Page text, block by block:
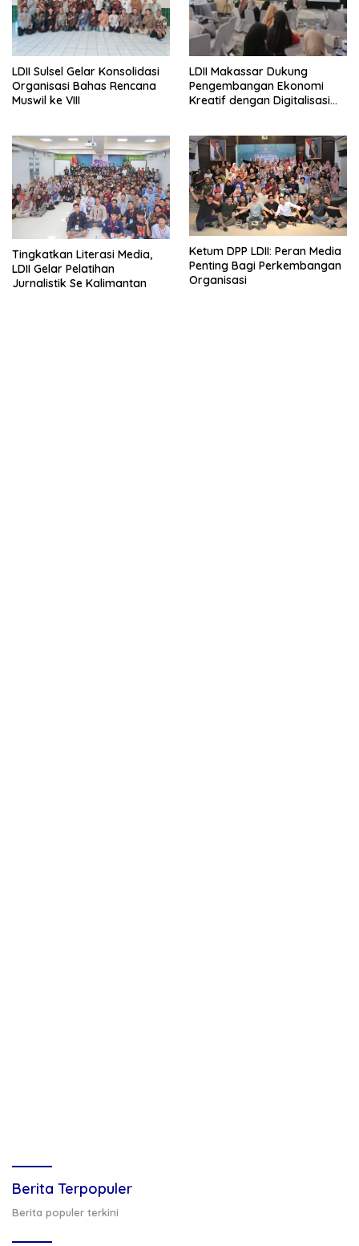
LDII Sulsel Gelar Konsolidasi
Organisasi Bahas Rencana
Muswil ke VIII
LDII Makassar Dukung
Pengembangan Ekonomi
Kreatif dengan Digitalisasi
Tingkatkan Literasi Media,
LDII Gelar Pelatihan
Jurnalistik Se Kalimantan
Ketum DPP LDII: Peran Media
Penting Bagi Perkembangan
Organisasi
Berita Terpopuler
Berita populer terkini